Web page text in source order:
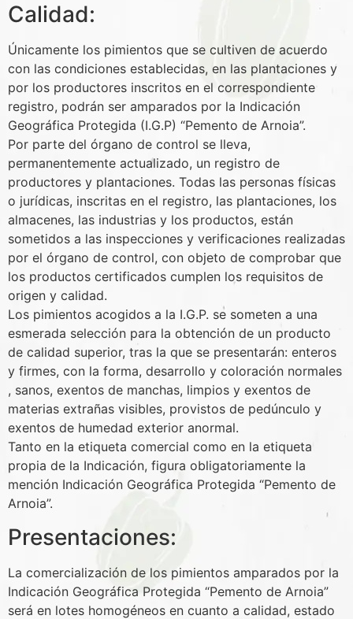
Calidad:
Únicamente los pimientos que se cultiven de acuerdo
con las condiciones establecidas, en las plantaciones y
por los productores inscritos en el correspondiente
registro, podrán ser amparados por la Indicación
Geográfica Protegida (I.G.P) “Pemento de Arnoia”.
Por parte del órgano de control se lleva,
permanentemente actualizado, un registro de
productores y plantaciones. Todas las personas físicas
o jurídicas, inscritas en el registro, las plantaciones, los
almacenes, las industrias y los productos, están
sometidos a las inspecciones y verificaciones realizadas
por el órgano de control, con objeto de comprobar que
los productos certificados cumplen los requisitos de
origen y calidad.
Los pimientos acogidos a la I.G.P. se someten a una
esmerada selección para la obtención de un producto
de calidad superior, tras la que se presentarán: enteros
y firmes, con la forma, desarrollo y coloración normales
, sanos, exentos de manchas, limpios y exentos de
materias extrañas visibles, provistos de pedúnculo y
exentos de humedad exterior anormal.
Tanto en la etiqueta comercial como en la etiqueta
propia de la Indicación, figura obligatoriamente la
mención Indicación Geográfica Protegida “Pemento de
Arnoia”.
Presentaciones:
La comercialización de los pimientos amparados por la
Indicación Geográfica Protegida “Pemento de Arnoia”
será en lotes homogéneos en cuanto a calidad, estado